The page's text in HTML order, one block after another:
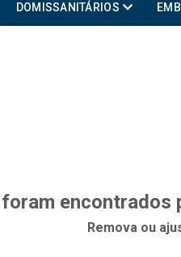
DOMISSANITÁRIOS
Remova ou